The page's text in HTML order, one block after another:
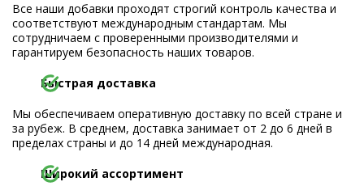
Все наши добавки проходят строгий контроль качества и
соответствуют международным стандартам. Мы
сотрудничаем с проверенными производителями и
гарантируем безопасность наших товаров.
Быстрая доставка
Мы обеспечиваем оперативную доставку по всей стране и
за рубеж. В среднем, доставка занимает от 2 до 6 дней в
пределах страны и до 14 дней международная.
Широкий ассортимент